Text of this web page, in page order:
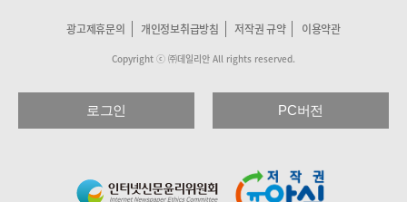
광고제휴문의 개인정보취급방침 저작권 규약 이용약관
Copyright ⓒ ㈜데일리안 All rights reserved.
로그인 PC버전